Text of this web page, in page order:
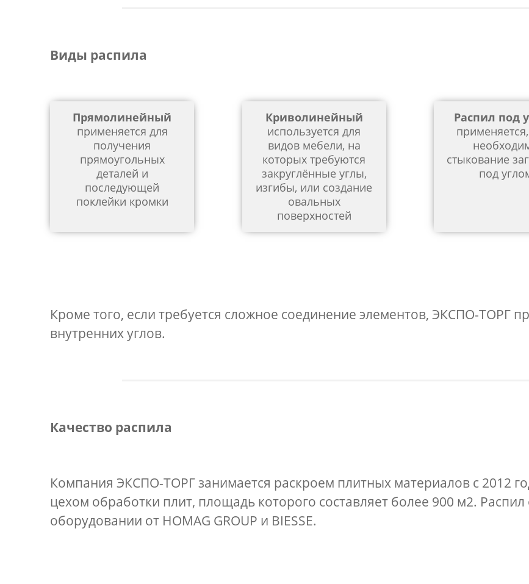
Виды распила
Прямолинейный
применяется для
получения
прямоугольных
деталей и
последующей
поклейки кромки
Криволинейный
используется для
видов мебели, на
которых требуются
закруглённые углы,
изгибы, или создание
овальных
поверхностей
Распил под
стыкование
под
Кроме того, если требуется сложное соединение элементов, ЭКСПО-ТОРГ
внутренних углов.
Качество распила
Компания ЭКСПО-ТОРГ занимается раскроем плитных материалов с 2012
цехом обработки плит, площадь которого составляет более 900 м2.
оборудовании от HOMAG GROUP и BIESSE.